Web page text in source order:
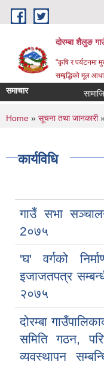
Skip to main content
दोरम्बा शैलुङ
"कृषि र पर्यटनमा
सम्बृद्धिको मूल
समाचार
You are
Home » सूचना तथा जानकारी
कार्यविधि
गाउँ सभा
2०७५
'घ' वर्गको
इजाजतपत्र
२०७५
दोरम्बा
समिति गठन,
व्यवस्थापन